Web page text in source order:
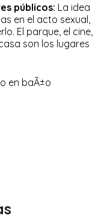
públicos: La idea
en el acto sexual,
El parque, el cine,
son los lugares